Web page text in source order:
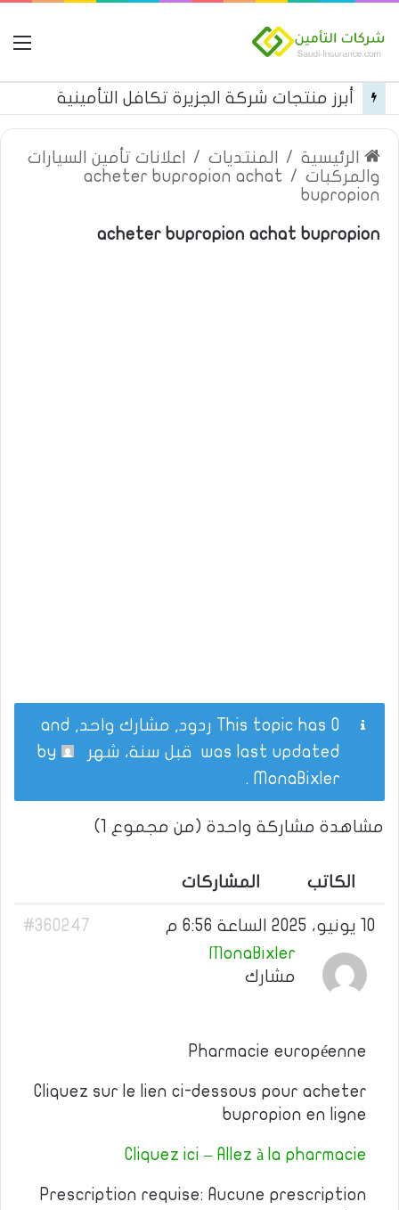
أبرز منتجات شركة الجزيرة تكافل التأمينية
الرئيسية / المنتديات /
اعلانات تأمين السيارات
والمركبات /
acheter bupropion achat
bupropion
acheter bupropion achat bupropion
This topic has 0 ردود, مشارك واحد, and
was last updated قبل سنة، شهر
MonaBixler
.
مشاهدة مشاركة واحدة (من مجموع 1)
الكاتب المشاركات
10 يونيو، 2025 الساعة 6:56 م
#360247
MonaBixler
مشارك
Pharmacie européenne
Cliquez sur le lien ci-dessous pour acheter
bupropion en ligne
Cliquez ici – Allez à la pharmacie
Prescription requise: Aucune prescription